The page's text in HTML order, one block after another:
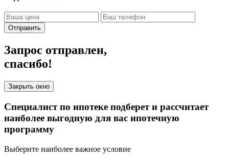
Отправить
Запрос отправлен,
спасибо!
Закрыть окно
Специалист по ипотеке подберет и рассчитает
наиболее выгодную для вас ипотечную
программу
Выберите наиболее важное условие